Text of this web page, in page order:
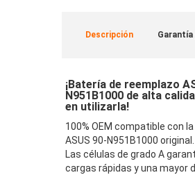
Descripción Garantía
¡Batería de reemplazo
N951B1000 de alta
en utilizarla!
100% OEM compatible con
ASUS 90-N951B1000 original.
Las células de grado A
cargas rápidas y una mayor